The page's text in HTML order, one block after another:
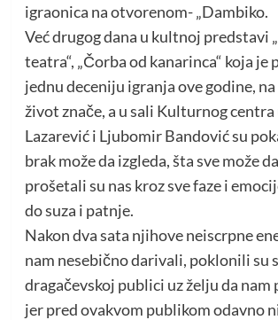
igraonica na otvorenom- „Dambiko.
Već drugog dana u kultnoj predstavi
teatra“, „Čorba od kanarinca“ koja je
jednu deceniju igranja ove godine,
život znače, a u sali Kulturnog
Lazarević i Ljubomir Bandović su
brak može da izgleda, šta sve može
prošetali su nas kroz sve faze i
do suza i patnje.
Nakon dva sata njihove neiscrpne
nam nesebično darivali, poklonili su
dragačevskoj publici uz želju da nam
jer pred ovakvom publikom odavno